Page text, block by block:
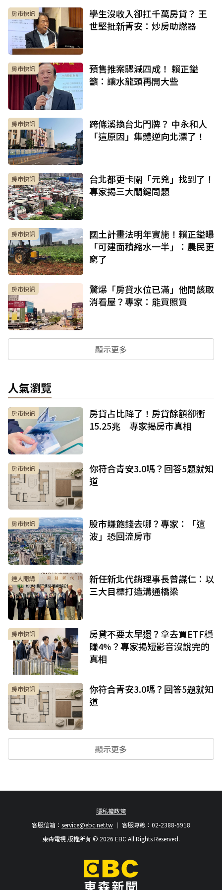
房市快訊
學生沒收入卻扛千萬房貸？ 王
世堅批新青安：炒房助燃器
房市快訊
預售推案驟減四成！ 賴正鎰
籲：讓水龍頭再開大些
房市快訊
跨條溪換台北門牌？ 中永和人
「這原因」集體逆向北漂了！
房市快訊
台北都更卡關「元兇」找到了！
專家揭三大關鍵問題
房市快訊
國土計畫法明年實施！賴正鎰曝
「可建面積縮水一半」：農民更
窮了
房市快訊
驚爆「房貸水位已滿」他問該取
消看屋？專家：能買照買
顯示更多
人氣瀏覽
房市快訊
房貸占比降了！房貸餘額卻衝
15.25兆 專家揭房市真相
房市快訊
你符合青安3.0嗎？回答5題就知
道
房市快訊
股市賺飽錢去哪？專家：「這
波」恐回流房市
達人開講
新任新北代銷理事長曾謀仁：以
三大目標打造溝通橋梁
房市快訊
房貸不要太早還？拿去買ETF穩
賺4%？專家揭短影音沒說完的
真相
房市快訊
你符合青安3.0嗎？回答5題就知
道
顯示更多
隱私權政策
客服專線：02-2388-5918
客服信箱： service@ebc.net.tw
東森電視 版權所有 © 2026 EBC All Rights Reserved.